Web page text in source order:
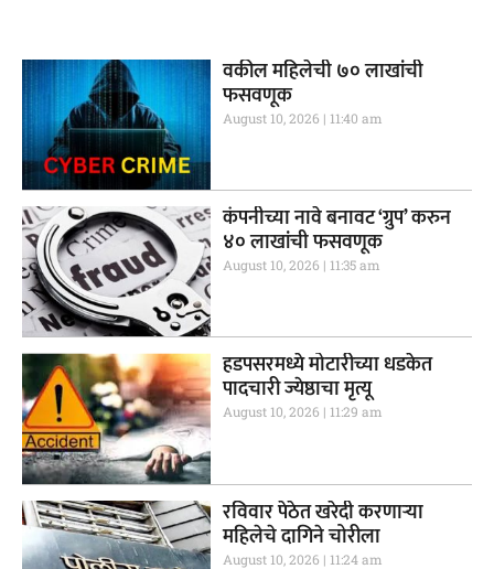
वकील महिलेची ७० लाखांची
फसवणूक
August 10, 2026 11:40 am
कंपनीच्या नावे बनावट ‘ग्रुप’ करुन
४० लाखांची फसवणूक
August 10, 2026 11:35 am
हडपसरमध्ये मोटारीच्या धडकेत
पादचारी ज्येष्ठाचा मृत्यू
August 10, 2026 11:29 am
रविवार पेठेत खरेदी करणाऱ्या
महिलेचे दागिने चोरीला
August 10, 2026 11:24 am